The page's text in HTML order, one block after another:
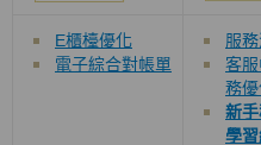
E櫃檯優化
電子綜合對帳單
服
客
務
新
學